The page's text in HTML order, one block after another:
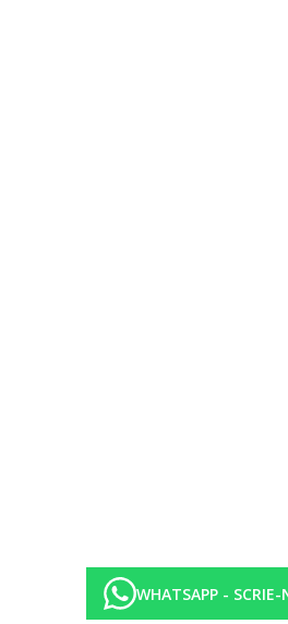
WHATSAPP - SCRIE-